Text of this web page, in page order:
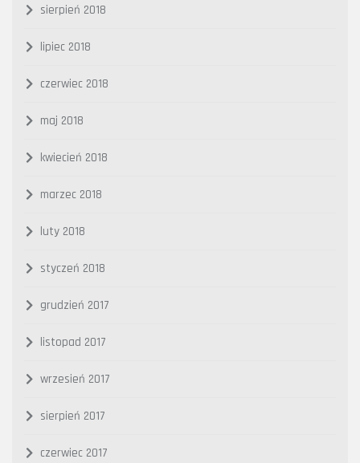
sierpień 2018
lipiec 2018
czerwiec 2018
maj 2018
kwiecień 2018
marzec 2018
luty 2018
styczeń 2018
grudzień 2017
listopad 2017
wrzesień 2017
sierpień 2017
czerwiec 2017